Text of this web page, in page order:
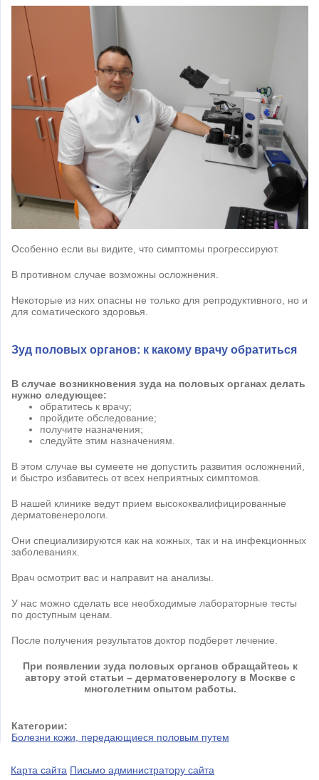
Особенно если вы видите, что симптомы прогрессируют.
В противном случае возможны осложнения.
Некоторые из них опасны не только для репродуктивного, но и
для соматического здоровья.
Зуд половых органов: к какому врачу обратиться
В случае возникновения зуда на половых органах делать
нужно следующее:
обратитесь к врачу;
пройдите обследование;
получите назначения;
следуйте этим назначениям.
В этом случае вы сумеете не допустить развития осложнений,
и быстро избавитесь от всех неприятных симптомов.
В нашей клинике ведут прием высококвалифицированные
дерматовенерологи.
Они специализируются как на кожных, так и на инфекционных
заболеваниях.
Врач осмотрит вас и направит на анализы.
У нас можно сделать все необходимые лабораторные тесты
по доступным ценам.
После получения результатов доктор подберет лечение.
При появлении зуда половых органов обращайтесь к
автору этой статьи – дерматовенерологу в Москве с
многолетним опытом работы.
Категории:
Болезни кожи, передающиеся половым путем
Карта сайта Письмо администратору сайта